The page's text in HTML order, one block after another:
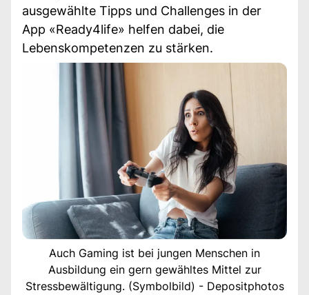
ausgewählte Tipps und Challenges in der
App «Ready4life» helfen dabei, die
Lebenskompetenzen zu stärken.
Auch Gaming ist bei jungen Menschen in
Ausbildung ein gern gewähltes Mittel zur
Stressbewältigung. (Symbolbild) - Depositphotos